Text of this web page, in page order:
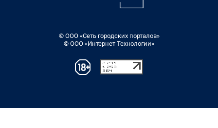
© ООО «Сеть городских порталов»
© ООО «Интернет Технологии»